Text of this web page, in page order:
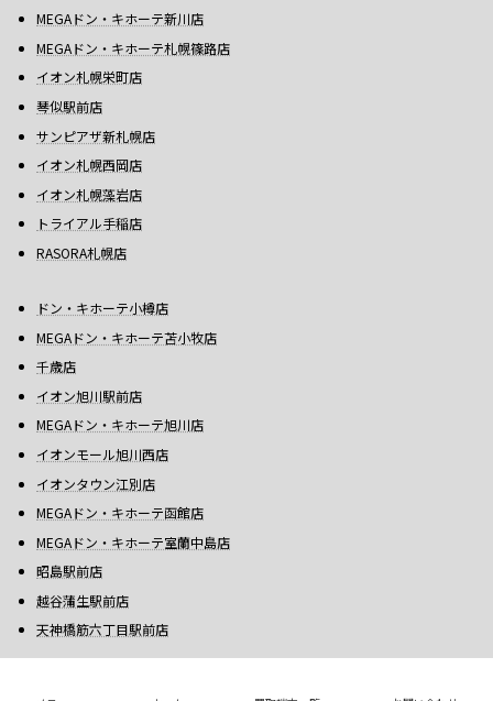
MEGAドン・キホーテ新川店
MEGAドン・キホーテ札幌篠路店
イオン札幌栄町店
琴似駅前店
サンピアザ新札幌店
イオン札幌西岡店
イオン札幌藻岩店
トライアル手稲店
RASORA札幌店
ドン・キホーテ小樽店
MEGAドン・キホーテ苫小牧店
千歳店
イオン旭川駅前店
MEGAドン・キホーテ旭川店
イオンモール旭川西店
イオンタウン江別店
MEGAドン・キホーテ函館店
MEGAドン・キホーテ室蘭中島店
昭島駅前店
越谷蒲生駅前店
天神橋筋六丁目駅前店
© 2024 スマホ買取専門店 ALPHA LOGIC.